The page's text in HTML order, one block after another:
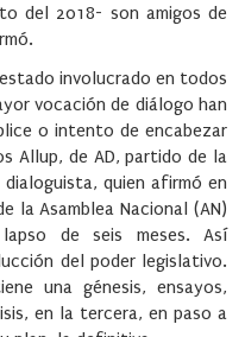
del 2018- son amigos de
involucrado en todos
vocación de diálogo han
o intento de encabezar
Allup, de AD, partido de la
quien afirmó en
la Asamblea Nacional (AN)
de seis meses. Así
del poder legislativo.
una génesis, ensayos,
en la tercera, en paso a